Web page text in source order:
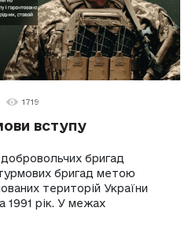
1719
вступу
бригад
бригад метою
територій України
1991 рік. У межах